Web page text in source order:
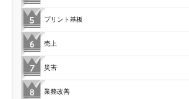
プリント基板
売上
災害
業務改善